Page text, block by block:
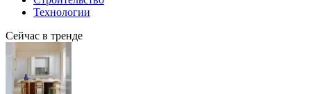
Технологии
Сейчас в тренде